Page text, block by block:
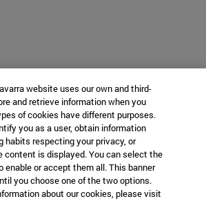
website uses our own and third-
and retrieve information when you
of cookies have different purposes.
you as a user, obtain information
habits respecting your privacy, or
content is displayed. You can select the
enable or accept them all. This banner
you choose one of the two options.
about our cookies, please visit